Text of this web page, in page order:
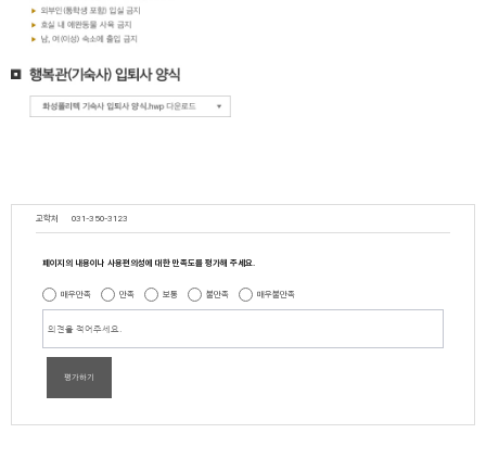
교학처 031-350-3123
페이지의 내용이나 사용편의성에 대한 만족도를 평가해 주세요.
매우만족 만족 보통 불만족 매우불만족
평가하기